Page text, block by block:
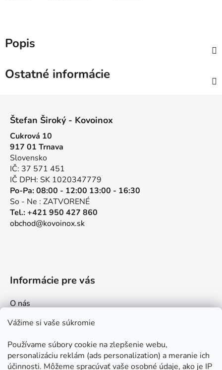
Vážime si vaše súkromie
Používame súbory cookie na zlepšenie webu,
personalizáciu reklám (ads personalization) a meranie ich
účinnosti. Môžeme spracúvať vaše osobné údaje, ako je IP
Popis
Ostatné informácie
Štefan Široký - Kovoinox
Cukrová 10
917 01 Trnava
Slovensko
IČ: 37 571 451
IČ DPH: SK 1020347779
Po-Pa: 08:00 - 12:00 13:00 - 16:30
So - Ne : ZATVORENÉ
Tel.: +421 950 427 860
obchod@kovoinox.sk
Informácie pre vás
O nás
Kontakt
Ako nakupovať
Obchodné podmienky